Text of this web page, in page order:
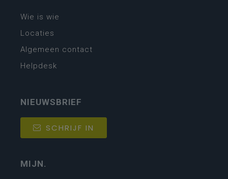
Wie is wie
Locaties
Algemeen contact
Helpdesk
NIEUWSBRIEF
SCHRIJF IN
MIJN.